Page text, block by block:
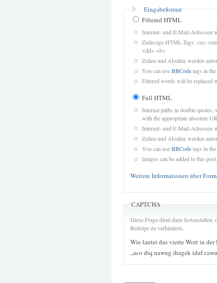
Eingabeformat
Filtered HTML
Internet- und E-Mail-Adressen
Zulässige HTML-Tags: <a>
<dd> <b>
Zeilen und Absätze werden
You can useBBCodetags in
Filtered words will be replaced
Full HTML
Internal paths in double quotes,
with the appropriate absolute
Internet- und E-Mail-Adressen
Zeilen und Absätze werden
You can useBBCodetags in
Images can be added to this post.
Weitere Informationen über
CAPTCHA
Diese Frage dient dazu
Beiträge zu verhindern.
Wie lautet das vierte Wort in der
„aco diq nawug ihagek idaf